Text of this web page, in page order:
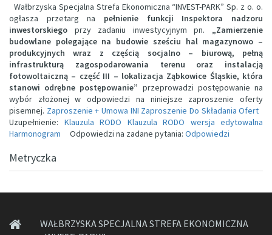
Wałbrzyska Specjalna Strefa Ekonomiczna “INVEST-PARK” Sp. z o. o.
ogłasza przetarg na pełnienie funkcji Inspektora nadzoru
inwestorskiego przy zadaniu inwestycyjnym pn. „Zamierzenie
budowlane polegające na budowie sześciu hal magazynowo –
produkcyjnych wraz z częścią socjalno – biurową, pełną
infrastrukturą zagospodarowania terenu oraz instalacją
fotowoltaiczną – część III – lokalizacja Ząbkowice Śląskie, która
stanowi odrębne postępowanie” przeprowadzi postępowanie na
wybór złożonej w odpowiedzi na niniejsze zaproszenie oferty
pisemnej. Zaproszenie + Umowa INI Zaproszenie Do Składania Ofert
Uzupełnienie: Klauzula RODO
Klauzula RODO wersja edytowalna
Harmonogram Odpowiedzi na zadane pytania: Odpowiedzi
Metryczka
WAŁBRZYSKA SPECJALNA STREFA EKONOMICZNA